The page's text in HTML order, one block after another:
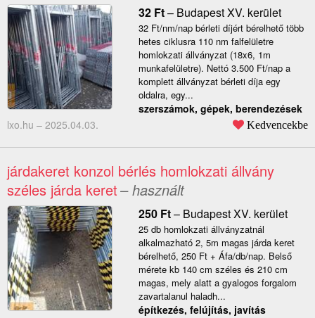
32 Ft– Budapest XV. kerület
32 Ft/nm/nap bérleti díjért bérelhető több
hetes ciklusra 110 nm falfelületre
homlokzati állványzat (18x6, 1m
munkafelületre). Nettó 3.500 Ft/nap a
komplett állványzat bérleti díja egy
oldalra, egy...
szerszámok, gépek, berendezések
lxo.hu – 2025.04.03. Kedvencekbe
járdakeret konzol bérlés homlokzati állvány
széles járda keret– használt
250 Ft– Budapest XV. kerület
25 db homlokzati állványzatnál
alkalmazható 2, 5m magas járda keret
bérelhető, 250 Ft + Áfa/db/nap. Belső
mérete kb 140 cm széles és 210 cm
magas, mely alatt a gyalogos forgalom
zavartalanul haladh...
építkezés, felújítás, javítás